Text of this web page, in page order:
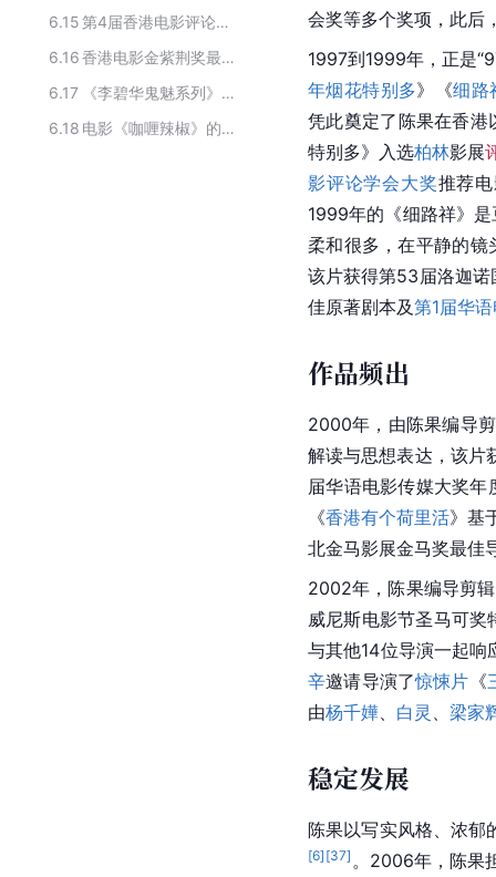
6.15
第4届香港电影评论学会获奖人物
6.16
香港电影金紫荆奖最佳导演得主
6.17
《李碧华鬼魅系列》的主要演员
6.18
电影《咖喱辣椒》的主要演员
会奖等多个奖项，此后
1997到1999年，正是
年烟花特别多》《细路
凭此奠定了陈果在香
特别多》入选柏林影展
影评论学会大奖推荐
1999年的《细路祥》
柔和很多，在平静的镜
该片获得第53届洛迦
佳原著剧本及第1届华
作品频出
2000年，由陈果编导
解读与思想表达，该片
届华语电影传媒大奖年
《香港有个荷里活》基
北金马影展金马奖最佳
2002年，陈果编导剪
威尼斯电影节圣马可奖
与其他14位导演一起响
辛邀请导演了惊悚片 《
由杨千嬅、 白灵 、 梁家
稳定发展
陈果以写实风格、浓郁
[6] [37] 。2006年，陈果